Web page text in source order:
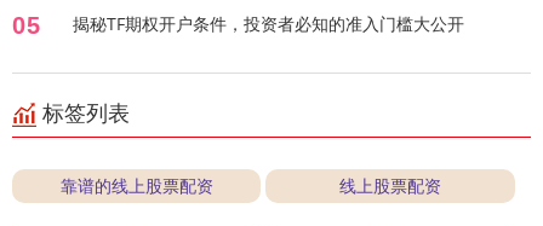
05 揭秘TF期权开户条件，投资者必知的准入门槛大公开
标签列表
靠谱的线上股票配资 线上股票配资